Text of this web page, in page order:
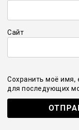
Сайт
Сохранить моё имя,
для последующих